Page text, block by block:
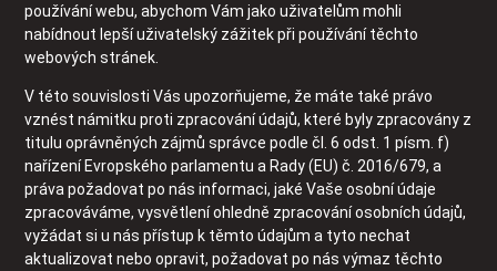
používání webu, abychom Vám jako uživatelům mohli
nabídnout lepší uživatelský zážitek při používání těchto
webových stránek.
V této souvislosti Vás upozorňujeme, že máte také právo
vznést námitku proti zpracování údajů, které byly zpracovány z
titulu oprávněných zájmů správce podle čl. 6 odst. 1 písm. f)
nařízení Evropského parlamentu a Rady (EU) č. 2016/679, a
práva požadovat po nás informaci, jaké Vaše osobní údaje
zpracováváme, vysvětlení ohledně zpracování osobních údajů,
vyžádat si u nás přístup k těmto údajům a tyto nechat
aktualizovat nebo opravit, požadovat po nás výmaz těchto